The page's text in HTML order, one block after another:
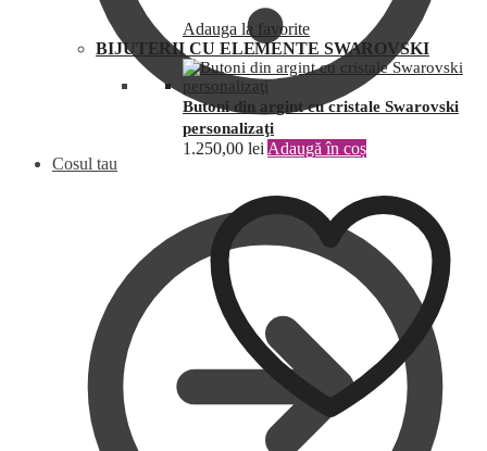
Cosul tau
Adauga la favorite
BIJUTERII CU ELEMENTE SWAROVSKI
Butoni din argint cu cristale Swarovski
personalizaţi
1.250,00 lei Adaugă în coș